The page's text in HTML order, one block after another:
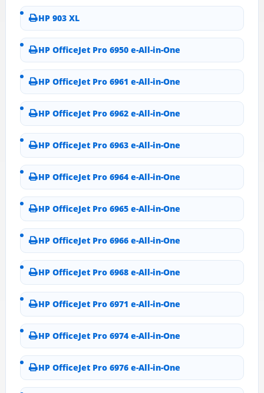
HP 903 XL
HP OfficeJet Pro 6950 e-All-in-One
HP OfficeJet Pro 6961 e-All-in-One
HP OfficeJet Pro 6962 e-All-in-One
HP OfficeJet Pro 6963 e-All-in-One
HP OfficeJet Pro 6964 e-All-in-One
HP OfficeJet Pro 6965 e-All-in-One
HP OfficeJet Pro 6966 e-All-in-One
HP OfficeJet Pro 6968 e-All-in-One
HP OfficeJet Pro 6971 e-All-in-One
HP OfficeJet Pro 6974 e-All-in-One
HP OfficeJet Pro 6976 e-All-in-One